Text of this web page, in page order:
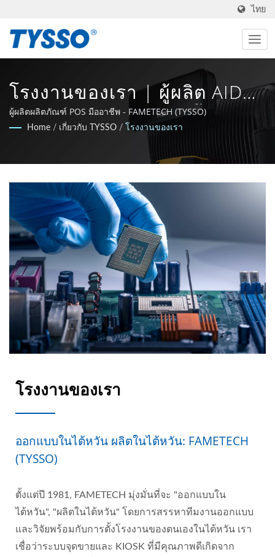
ไทย
โรงงานของเรา | ผู้ผลิต AIDC
& POS ที่ทำในไต้หวันตั้งแต่ปี
ผู้ผลิตผลิตภัณฑ์ POS มืออาชีพ - FAMETECH (TYSSO)
Home / เกี่ยวกับ TYSSO / โรงงานของเรา
โรงงานของเรา
ออกแบบในไต้หวัน ผลิตในไต้หวัน: FAMETECH
(TYSSO)
ตั้งแต่ปี 1981, FAMETECH มุ่งมั่นที่จะ "ออกแบบใน
ไต้หวัน", "ผลิตในไต้หวัน" โดยการสรรหาทีมงานออกแบบ
และวิจัยพร้อมกับการตั้งโรงงานของตนเองในไต้หวัน เรา
เชื่อว่าระบบจุดขายและ KIOSK ที่มีคุณภาพดีเกิดจาก